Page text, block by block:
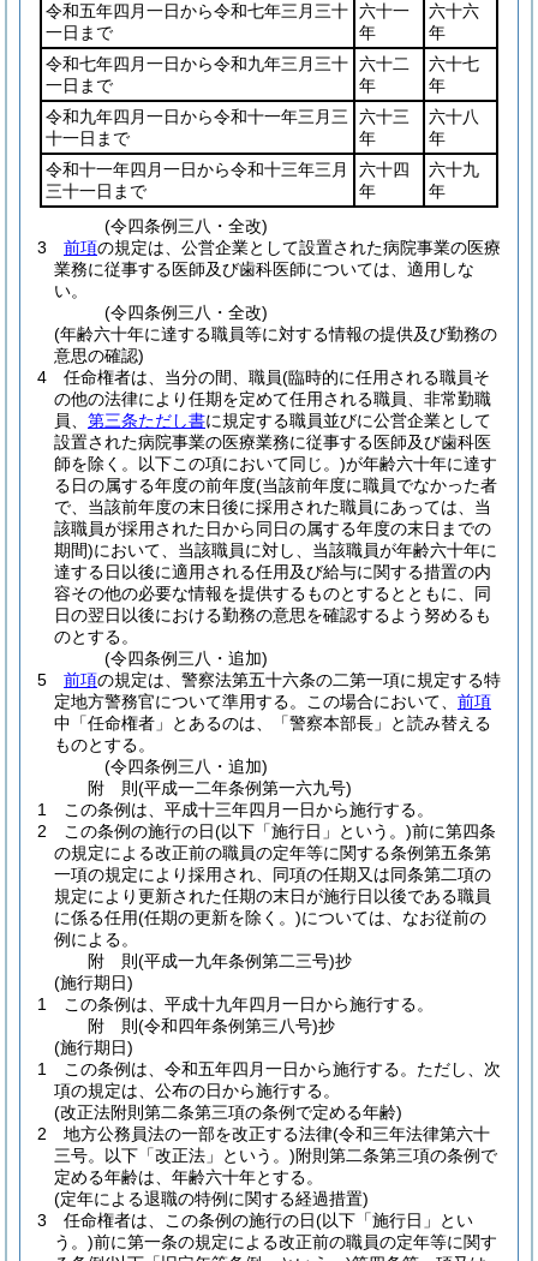
令和五年四月一日から令和七年三月三十
一日まで
六十一
年
六十六
年
令和七年四月一日から令和九年三月三十
一日まで
六十二
年
六十七
年
令和九年四月一日から令和十一年三月三
十一日まで
六十三
年
六十八
年
令和十一年四月一日から令和十三年三月
三十一日まで
六十四
年
六十九
年
(令四条例三八・全改)
3
前項の規定は、公営企業として設置された病院事業の医療
業務に従事する医師及び歯科医師については、適用しな
い。
(令四条例三八・全改)
(年齢六十年に達する職員等に対する情報の提供及び勤務の
意思の確認)
4
任命権者は、当分の間、職員(臨時的に任用される職員そ
の他の法律により任期を定めて任用される職員、非常勤職
員、 第三条ただし書に規定する職員並びに公営企業として
設置された病院事業の医療業務に従事する医師及び歯科医
師を除く。以下この項において同じ。)が年齢六十年に達す
る日の属する年度の前年度(当該前年度に職員でなかった者
で、当該前年度の末日後に採用された職員にあっては、当
該職員が採用された日から同日の属する年度の末日までの
期間)において、当該職員に対し、当該職員が年齢六十年に
達する日以後に適用される任用及び給与に関する措置の内
容その他の必要な情報を提供するものとするとともに、同
日の翌日以後における勤務の意思を確認するよう努めるも
のとする。
(令四条例三八・追加)
5
前項の規定は、警察法第五十六条の二第一項に規定する特
定地方警務官について準用する。
この場合において、 前項
中「任命権者」とあるのは、「警察本部長」と読み替える
ものとする。
(令四条例三八・追加)
附 則(平成一二年条例第一六九号)
1
この条例は、平成十三年四月一日から施行する。
2
この条例の施行の日(以下「施行日」という。)前に第四条
の規定による改正前の職員の定年等に関する条例第五条第
一項の規定により採用され、同項の任期又は同条第二項の
規定により更新された任期の末日が施行日以後である職員
に係る任用(任期の更新を除く。)については、なお従前の
例による。
附 則(平成一九年条例第二三号)抄
(施行期日)
1
この条例は、平成十九年四月一日から施行する。
附 則(令和四年条例第三八号)抄
(施行期日)
1
この条例は、令和五年四月一日から施行する。 ただし、次
項の規定は、公布の日から施行する。
(改正法附則第二条第三項の条例で定める年齢)
2
地方公務員法の一部を改正する法律(令和三年法律第六十
三号。以下「改正法」という。)附則第二条第三項の条例で
定める年齢は、年齢六十年とする。
(定年による退職の特例に関する経過措置)
3
任命権者は、この条例の施行の日(以下「施行日」とい
う。)前に第一条の規定による改正前の職員の定年等に関す